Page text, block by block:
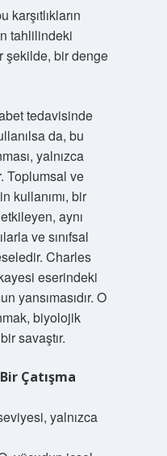
tahlilindeki
şekilde, bir denge
tedavisinde
da, bu
yalnızca
Toplumsal ve
kullanımı, bir
aynı
ve sınıfsal
Charles
eserindeki
yansımasıdır. O
biyolojik
savaştır.
Çatışma
yalnızca